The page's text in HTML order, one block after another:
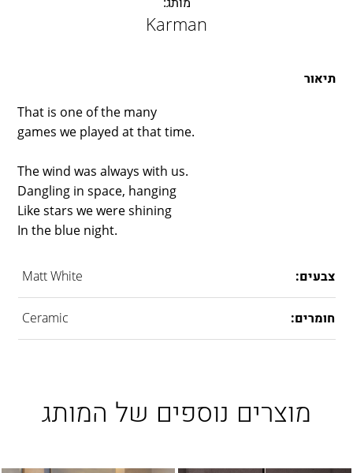
LAMBERT & FILS
ROGER PRADIER
TOBIAS GRAU
GROK
Karman
תיאור
That is one of the many
games we played at that time.
The wind was always with us.
Dangling in space, hanging
Like stars we were shining
In the blue night.
צבעים: Matt White
חומרים: Ceramic
מוצרים נוספים של המותג